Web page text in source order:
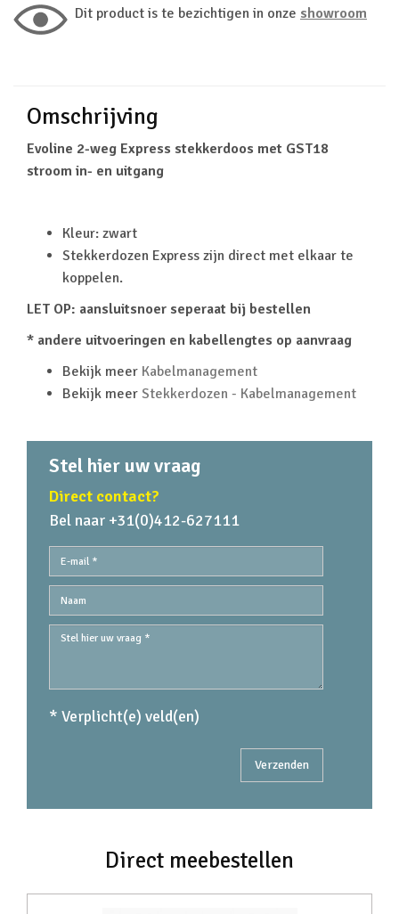
Dit product is te bezichtigen in onze showroom
Omschrijving
Evoline 2-weg Express stekkerdoos met GST18
stroom in- en uitgang
Kleur: zwart
Stekkerdozen Express zijn direct met elkaar te
koppelen.
LET OP: aansluitsnoer seperaat bij bestellen
* andere uitvoeringen en kabellengtes op aanvraag
Bekijk meer Kabelmanagement
Bekijk meer Stekkerdozen - Kabelmanagement
Stel hier uw vraag
Direct contact?
Bel naar +31(0)412-627111
* Verplicht(e) veld(en)
Direct meebestellen